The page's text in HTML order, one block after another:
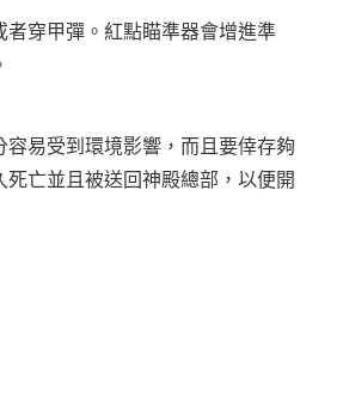
穿甲彈。紅點瞄準器會增進準
易受到環境影響，而且要倖存夠
亡並且被送回神殿總部，以便開